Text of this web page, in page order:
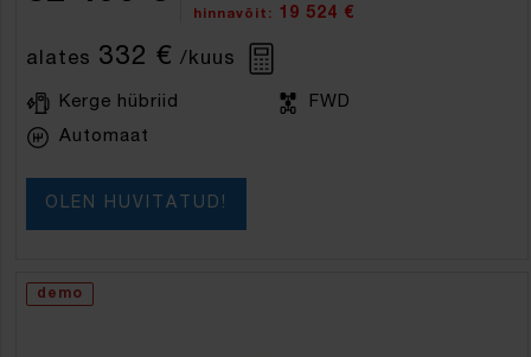
hinnavõit: 19 524 €
alates 332 € /kuus
Kerge hübriid
FWD
Automaat
OLEN HUVITATUD!
demo